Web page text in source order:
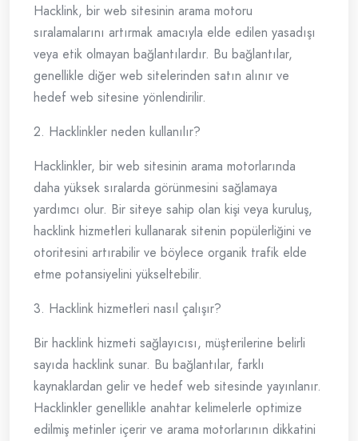
Hacklink, bir web sitesinin arama motoru
sıralamalarını artırmak amacıyla elde edilen yasadışı
veya etik olmayan bağlantılardır. Bu bağlantılar,
genellikle diğer web sitelerinden satın alınır ve
hedef web sitesine yönlendirilir.
2. Hacklinkler neden kullanılır?
Hacklinkler, bir web sitesinin arama motorlarında
daha yüksek sıralarda görünmesini sağlamaya
yardımcı olur. Bir siteye sahip olan kişi veya kuruluş,
hacklink hizmetleri kullanarak sitenin popülerliğini ve
otoritesini artırabilir ve böylece organik trafik elde
etme potansiyelini yükseltebilir.
3. Hacklink hizmetleri nasıl çalışır?
Bir hacklink hizmeti sağlayıcısı, müşterilerine belirli
sayıda hacklink sunar. Bu bağlantılar, farklı
kaynaklardan gelir ve hedef web sitesinde yayınlanır.
Hacklinkler genellikle anahtar kelimelerle optimize
edilmiş metinler içerir ve arama motorlarının dikkatini